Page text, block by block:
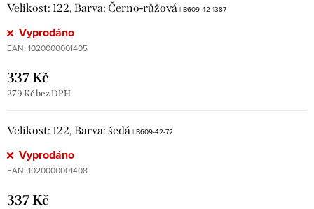
Velikost: 122, Barva: Černo-růžová | B609-42-1387
Vyprodáno
EAN: 1020000001405
337 Kč
279 Kč bez DPH
Velikost: 122, Barva: šedá | B609-42-72
Vyprodáno
EAN: 1020000001408
337 Kč